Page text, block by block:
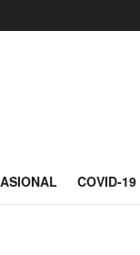
COVID-19